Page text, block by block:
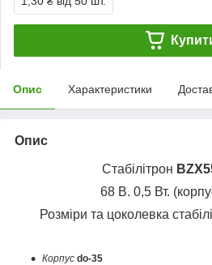
Опис Характеристики
Опис
Стабілітрон
68 В. 0,5 Вт.
Розміри та цоколевка
Корпус do-35